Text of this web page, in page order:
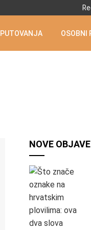
PUTOVANJA OSOBNI
NOVE OBJAVE